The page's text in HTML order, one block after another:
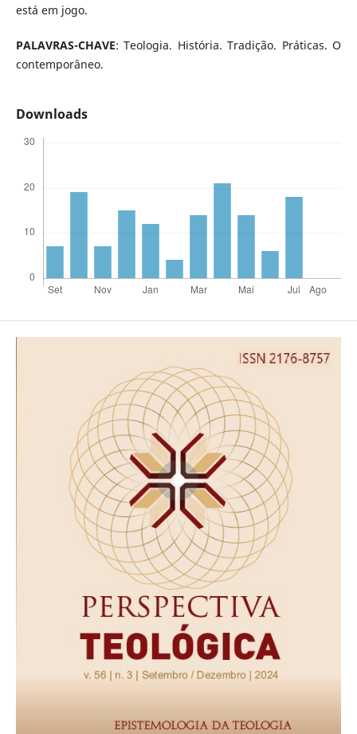
está em jogo.
PALAVRAS-CHAVE: Teologia. História. Tradição. Práticas. O
contemporâneo.
Downloads